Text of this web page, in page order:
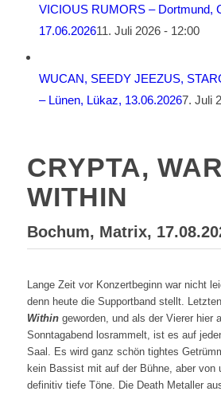
VICIOUS RUMORS – Dortmund,
17.06.202611. Juli 2026 - 12:00
WUCAN, SEEDY JEEZUS,
– Lünen, Lükaz, 13.06.20267. Juli
CRYPTA,
WITHIN
Bochum, Matrix,
Lange Zeit vor Konzertbeginn war nicht
denn heute die Supportband stellt.
Withingeworden, und als der Vierer hier
Sonntagabend losrammelt, ist es auf
Saal. Es wird ganz schön tightes
kein Bassist mit auf der Bühne, aber von
definitiv tiefe Töne. Die Death Metaller